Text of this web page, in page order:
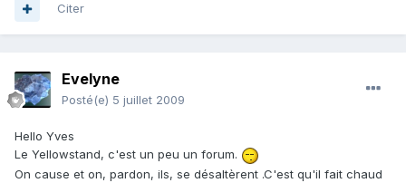
Citer
Evelyne
Posté(e) 5 juillet 2009
Hello Yves
Le Yellowstand, c'est un peu un forum.
On cause et on, pardon, ils, se désaltèrent .C'est qu'il fait chaud